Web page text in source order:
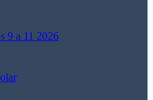
9 a 11 2026